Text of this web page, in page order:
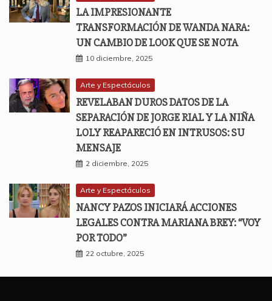
LA IMPRESIONANTE
TRANSFORMACIÓN DE WANDA NARA:
UN CAMBIO DE LOOK QUE SE NOTA
10 diciembre, 2025
Arte y Espectáculos
REVELABAN DUROS DATOS DE LA
SEPARACIÓN DE JORGE RIAL Y LA NIÑA
LOLY REAPARECIÓ EN INTRUSOS: SU
MENSAJE
2 diciembre, 2025
Arte y Espectáculos
NANCY PAZOS INICIARÁ ACCIONES
LEGALES CONTRA MARIANA BREY: “VOY
POR TODO”
22 octubre, 2025